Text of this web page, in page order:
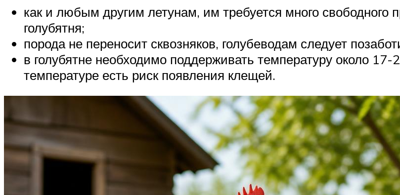
как и любым другим летунам, им требуется много свободного
голубятня;
порода не переносит сквозняков, голубеводам следует
в голубятне необходимо поддерживать температуру около
температуре есть риск появления клещей.